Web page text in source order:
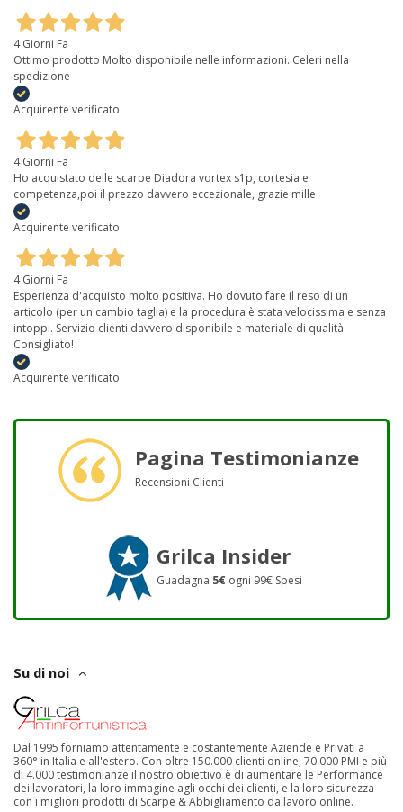
4 Giorni Fa
Ottimo prodotto Molto disponibile nelle informazioni. Celeri nella
spedizione
Acquirente verificato
4 Giorni Fa
Ho acquistato delle scarpe Diadora vortex s1p, cortesia e
competenza,poi il prezzo davvero eccezionale, grazie mille
Acquirente verificato
4 Giorni Fa
Esperienza d'acquisto molto positiva. Ho dovuto fare il reso di un
articolo (per un cambio taglia) e la procedura è stata velocissima e senza
intoppi. Servizio clienti davvero disponibile e materiale di qualità.
Consigliato!
Acquirente verificato
Pagina Testimonianze
Recensioni Clienti
Grilca Insider
Guadagna 5€ ogni 99€ Spesi
Su di noi
Dal 1995 forniamo attentamente e costantemente Aziende e Privati a
360° in Italia e all'estero. Con oltre 150.000 clienti online, 70.000 PMI e più
di 4.000 testimonianze il nostro obiettivo è di aumentare le Performance
dei lavoratori, la loro immagine agli occhi dei clienti, e la loro sicurezza
con i migliori prodotti di Scarpe & Abbigliamento da lavoro online.